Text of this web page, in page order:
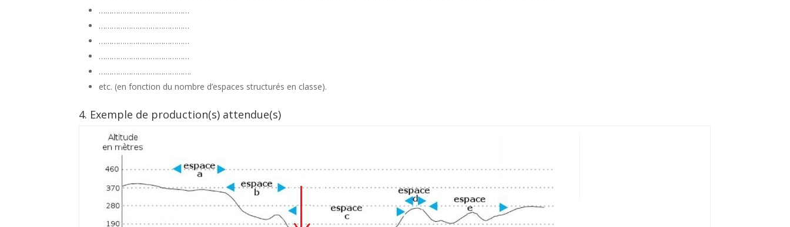
……………………………………
……………………………………
……………………………………
……………………………………
…………………………………….
etc. (en fonction du nombre d’espaces structurés en classe).
4. Exemple de production(s) attendue(s)